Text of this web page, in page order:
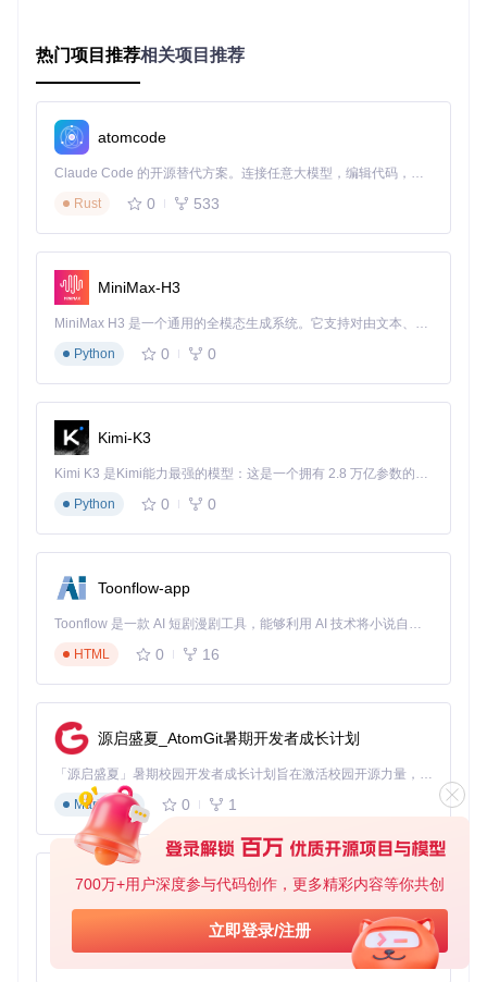
700万+用户深度参与代码创作，更多精彩内容等你共创
立即登录/注册
图：Postcat智能测试功能流程图，展示从自然语言输入到测
试用例生成的全流程
三、实战场景：从新手到专家的渐进式应用
用户故事
：刚接触API测试的前端开发者小王，需要测试用户
注册接口，但不熟悉测试用例编写规范。
在AI测试助手界面输入："用户注册接口，POST方法，参
数包括username（必填）、email（需验证格式）、pass
word（至少8位），返回用户ID和token"
点击"生成"按钮，系统自动创建包含5个测试点的用例集
直接点击"运行测试"，查看实时结果
📝 进阶场景：复杂业务逻辑测试
用户故事
创建、库存扣减、支付回调等3个接口的联动测试。
：
使用"场景描述"模式输入多接口依赖关系："先调用创建订单
证支付回调的status字段"
通过"测试变量"功能保存orderId等动态值，实现接口间参数
关联
🚀 专家场景：自定义测试规则
用户故事：测试专家张姐需要为公司内部API制定统一测试标
加自定义安全校验逻辑（如敏感字段加密检查）
将自定义规则保存为模板，团队成员可直接复用
通过"测试用例导出"功能生成JSON格式用例集，集成到C
I/CD流水线
四、进阶技巧：释放AI测试的全部潜力
描述优化公式 ：要获得高质量用例，描述需包含"动作+对
象+约束条件"三要素。例如 instead of "用户登录接口"，
d字段MD5加密，返回200状态码和JWT token"。
storageUtils.set('api_data_wi
热门项目推荐相关项目推荐
atomcode
Claude Code 的开源替代方案。连接任意大模型，编辑代码，运行命令，自动验证 — 全自动执行。用 Rust 构建，极致性能。 ｜ An open-source alternative to Claude Code. Connect any LLM, edit code, run commands, and verify changes — autonomously. Built in Rust for speed. Get Started
Rust
0 533
MiniMax-H3
MiniMax H3 是一个通用的全模态生成系统。它支持对由文本、图像、视频和音频组成的多模态上下文进行统一理解，并能生成分辨率高达 2K、时长可达 15 秒的带原生立体声音频的视频。得益于面向任务泛化的系统设计，H3 在预训练阶段就已具备广泛的多模态上下文理解与生成能力，能够出色地执行复杂的多模态指令。
Python
0 0
Kimi-K3
Kimi K3 是Kimi能力最强的模型：这是一个拥有 2.8 万亿参数的混合专家（MoE）模型，具备原生视觉理解能力，并支持 100 万 token 的上下文窗口。
Python
0 0
Toonflow-app
Toonflow 是一款 AI 短剧漫剧工具，能够利用 AI 技术将小说自动转化为剧本，并结合 AI 生成的图片和视频，实现高效的短剧创作。借助 Toonflow，可以轻松完成从文字到影像的全流程，让短剧制作变得更加智能与便捷。
HTML
0 16
源启盛夏_AtomGit暑期开发者成长计划
「源启盛夏」暑期校园开发者成长计划旨在激活校园开源力量，通过积分激励、认证扶持、资源倾斜等形式，引导高校组织和开发者完成「入驻 — 建项目 — 做贡献 — 获认证 — 得资源」的完整闭环。无论你是想带领社团入驻平台的组织者，还是希望用代码贡献证明自己的开发者，都能在这里找到属于你的成长路径。
Markdown
0 1
AionUi
免费、本地、开源的 24/7 全天候 Cowork 应用，以及适用于 Gemini CLI、Claude Code、Codex、OpenCode、Qwen Code、Goose CLI、Auggie 等的 OpenClaw | 🌟 喜欢就点star吧
TypeScript
0 6